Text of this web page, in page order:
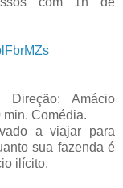
Direção: Amácio
min. Comédia.
a viajar para
sua fazenda é
ilícito.